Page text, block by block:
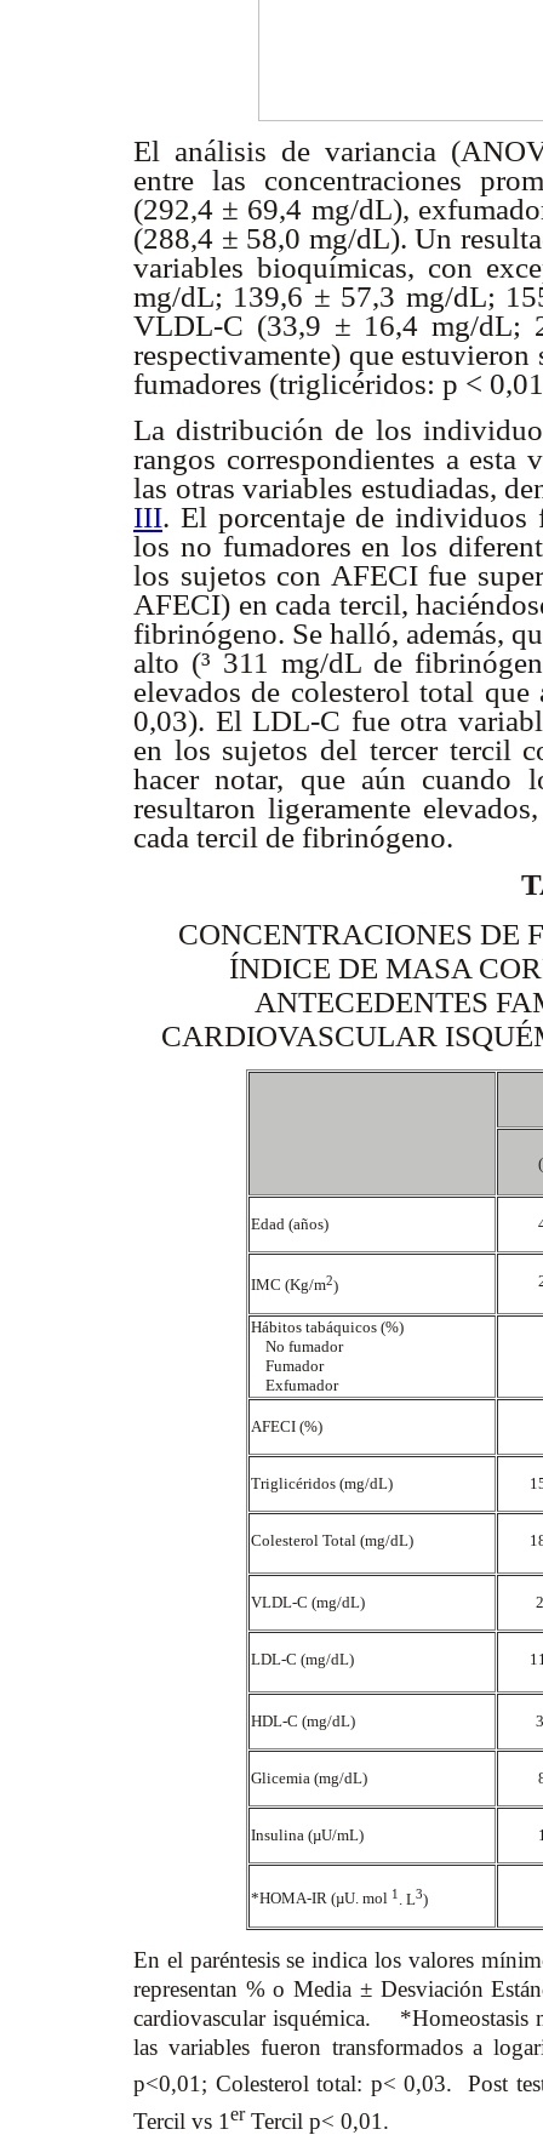
El análisis de variancia
entre las concentraciones
(292,4 ± 69,4 mg/dL),
(288,4 ± 58,0 mg/dL). Un
variables bioquímicas, con
mg/dL; 139,6 ± 57,3 mg/dL;
VLDL-C (33,9 ± 16,4 mg/dL;
respectivamente) que
fumadores (triglicéridos: p <
La distribución de los
rangos correspondientes a
las otras variables estudiadas,
III. El porcentaje de individuos
los no fumadores en los
los sujetos con AFECI fue
AFECI) en cada tercil,
fibrinógeno. Se halló, además,
alto (³ 311 mg/dL de
elevados de colesterol total
0,03). El LDL-C fue otra
en los sujetos del tercer tercil
hacer notar, que aún
resultaron ligeramente
cada tercil de fibrinógeno.
CONCENTRACIONES DE
ÍNDICE DE MASA
ANTECEDENTES
CARDIOVASCULAR
Edad (años)
IMC (Kg/m2)
Hábitos tabáquicos (%)
No fumador
Fumador
Exfumador
AFECI (%)
Triglicéridos (mg/dL)
Colesterol Total (mg/dL)
VLDL-C (mg/dL)
LDL-C (mg/dL)
HDL-C (mg/dL)
Glicemia (mg/dL)
Insulina (µU/mL)
*HOMA-IR (µU. mol 1 . L3)
En el paréntesis se indica los valores
representan % o Media ± Desviación
cardiovascular isquémica. *Homeostasis
las variables fueron transformados a
p<0,01; Colesterol total: p< 0,03. Post
Tercil vs 1 erTercil p< 0,01.